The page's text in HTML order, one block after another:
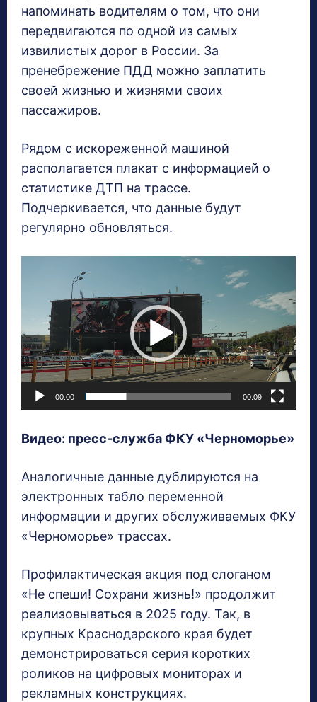
напоминать водителям о том, что они
передвигаются по одной из самых
извилистых дорог в России. За
пренебрежение ПДД можно заплатить
своей жизнью и жизнями своих
пассажиров.
Рядом с искореженной машиной
располагается плакат с информацией о
статистике ДТП на трассе.
Подчеркивается, что данные будут
регулярно обновляться.
о
п
л
р
00:00 00:09
Видео: пресс-служба ФКУ «Черноморье»
Аналогичные данные дублируются на
электронных табло переменной
информации и других обслуживаемых ФКУ
«Черноморье» трассах.
Профилактическая акция под слоганом
«Не спеши! Сохрани жизнь!» продолжит
реализовываться в 2025 году. Так, в
крупных Краснодарского края будет
демонстрироваться серия коротких
роликов на цифровых мониторах и
рекламных конструкциях.